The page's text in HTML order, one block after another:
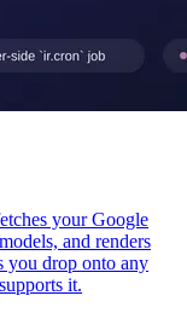
your Google
and renders
you drop onto any
it.